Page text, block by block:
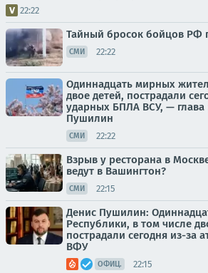
22:22
Тайный бросок бойцов РФ
СМИ 22:22
Одиннадцать мирных
двое детей, пострадали
ударных БПЛА ВСУ, — глава
Пушилин
СМИ 22:22
Взрыв у ресторана в
ведут в Вашингтон?
СМИ 22:15
Денис Пушилин:
Республики, в том числе
пострадали сегодня из-за
ВФУ
ОФИЦ. 22:15